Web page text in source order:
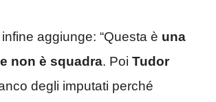
aggiunge: “Questa è una
non è squadra. Poi Tudor
degli imputati perché